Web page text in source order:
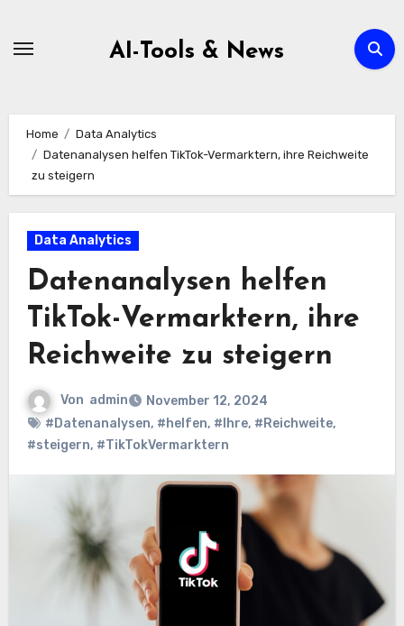
AI-Tools & News
Home
Data Analytics
Datenanalysen helfen TikTok-Vermarktern, ihre Reichweite
zu steigern
Data Analytics
Datenanalysen helfen
TikTok-Vermarktern, ihre
Reichweite zu steigern
Von admin
November 12, 2024
#Datenanalysen, #helfen, #Ihre, #Reichweite,
#steigern, #TikTokVermarktern